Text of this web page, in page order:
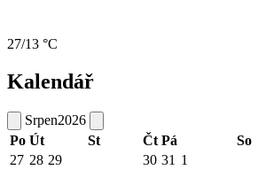
27/13 °C
Kalendář
Srpen2026
Po Út St Čt Pá So
27 28 29 30 31 1